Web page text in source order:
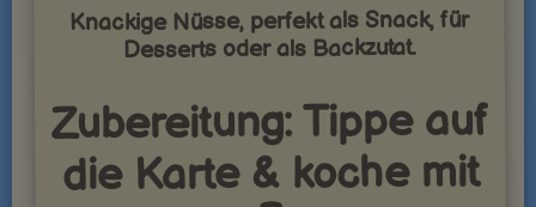
Knackige Nüsse, perfekt als Snack, für
Desserts oder als Backzutat.
Zubereitung: Tippe auf
die Karte & koche mit